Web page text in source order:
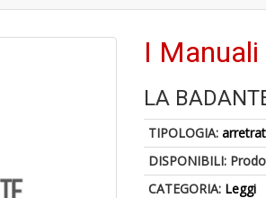
I
LA
TIPOLOGIA:
DISPONIBILI:
CATEGORIA: Leggi